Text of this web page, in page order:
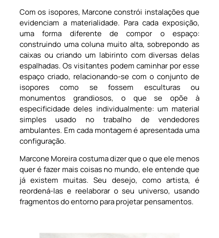
Com os isopores, Marcone constrói instalações que
evidenciam a materialidade. Para cada exposição,
uma forma diferente de compor o espaço:
construindo uma coluna muito alta, sobrepondo as
caixas ou criando um labirinto com diversas delas
espalhadas. Os visitantes podem caminhar por esse
espaço criado, relacionando-se com o conjunto de
isopores como se fossem esculturas ou
monumentos grandiosos, o que se opõe à
especificidade deles individualmente: um material
simples usado no trabalho de vendedores
ambulantes. Em cada montagem é apresentada uma
configuração.
Marcone Moreira costuma dizer que o que ele menos
quer é fazer mais coisas no mundo, ele entende que
já existem muitas. Seu desejo, como artista, é
reordená-las e reelaborar o seu universo, usando
fragmentos do entorno para projetar pensamentos.